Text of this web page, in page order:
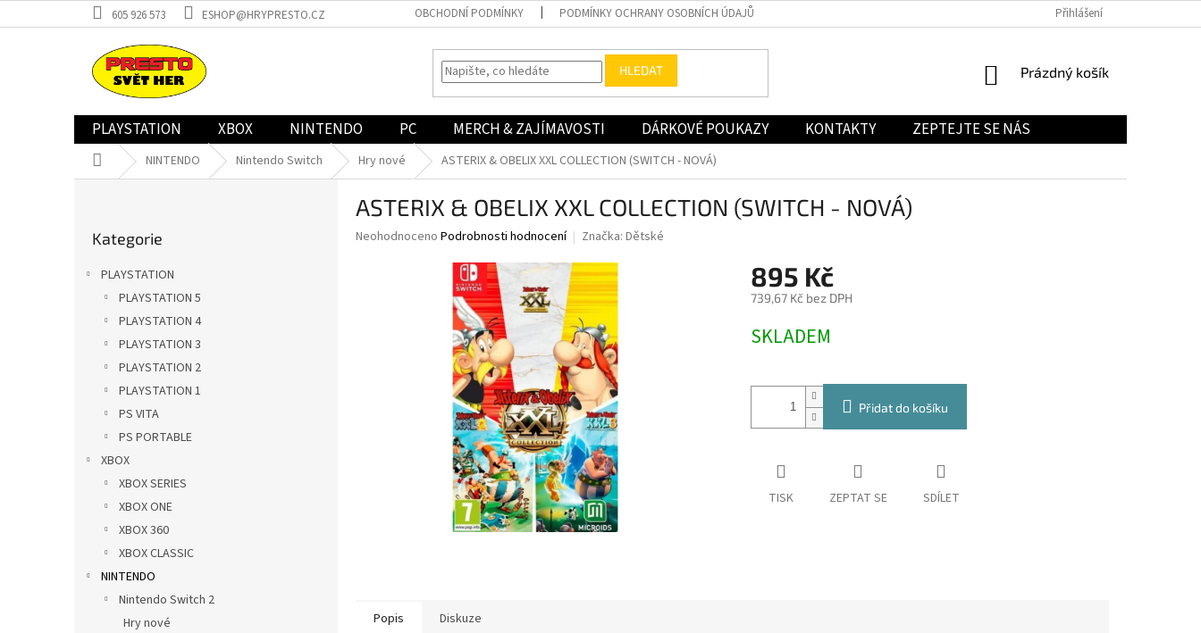
na
605 926 573 ESHOP@HRYPRESTO.CZ OBCHODNÍ PODMÍNKY PODMÍNKY OCHRANY OSOBNÍCH ÚDAJŮ Přihlášení
HLEDAT
NÁKUPNÍ
Prázdný košík
PLAYSTATION XBOX NINTENDO PC MERCH & ZAJÍMAVOSTI DÁRKOVÉ POUKAZY KONTAKTY ZEPTEJTE SE NÁS
Domů NINTENDO Nintendo Switch Hry nové ASTERIX & OBELIX XXL COLLECTION (SWITCH - NOVÁ)
kategorie
Kategorie
PLAYSTATION
PLAYSTATION 5
PLAYSTATION 4
PLAYSTATION 3
PLAYSTATION 2
PLAYSTATION 1
PS VITA
PS PORTABLE
XBOX
XBOX SERIES
XBOX ONE
XBOX 360
XBOX CLASSIC
NINTENDO
Nintendo Switch 2
Hry nové
ASTERIX & OBELIX XXL COLLECTION (SWITCH - NOVÁ)
Průměrné
Neohodnoceno Podrobnosti hodnocení Značka: Dětské
895 Kč
739,67 Kč bez DPH
cena:
SKLADEM
Přidat do košíku
TISK ZEPTAT SE SDÍLET
Popis Diskuze